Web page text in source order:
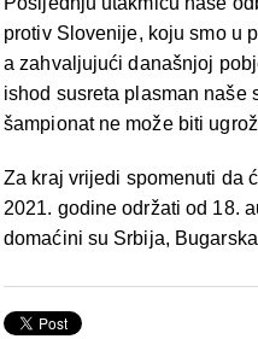
protiv Slovenije, koju smo u
a zahvaljujući današnjoj
ishod susreta plasman naše
šampionat ne može biti
Za kraj vrijedi spomenuti da
2021. godine održati od 18.
domaćini su Srbija,